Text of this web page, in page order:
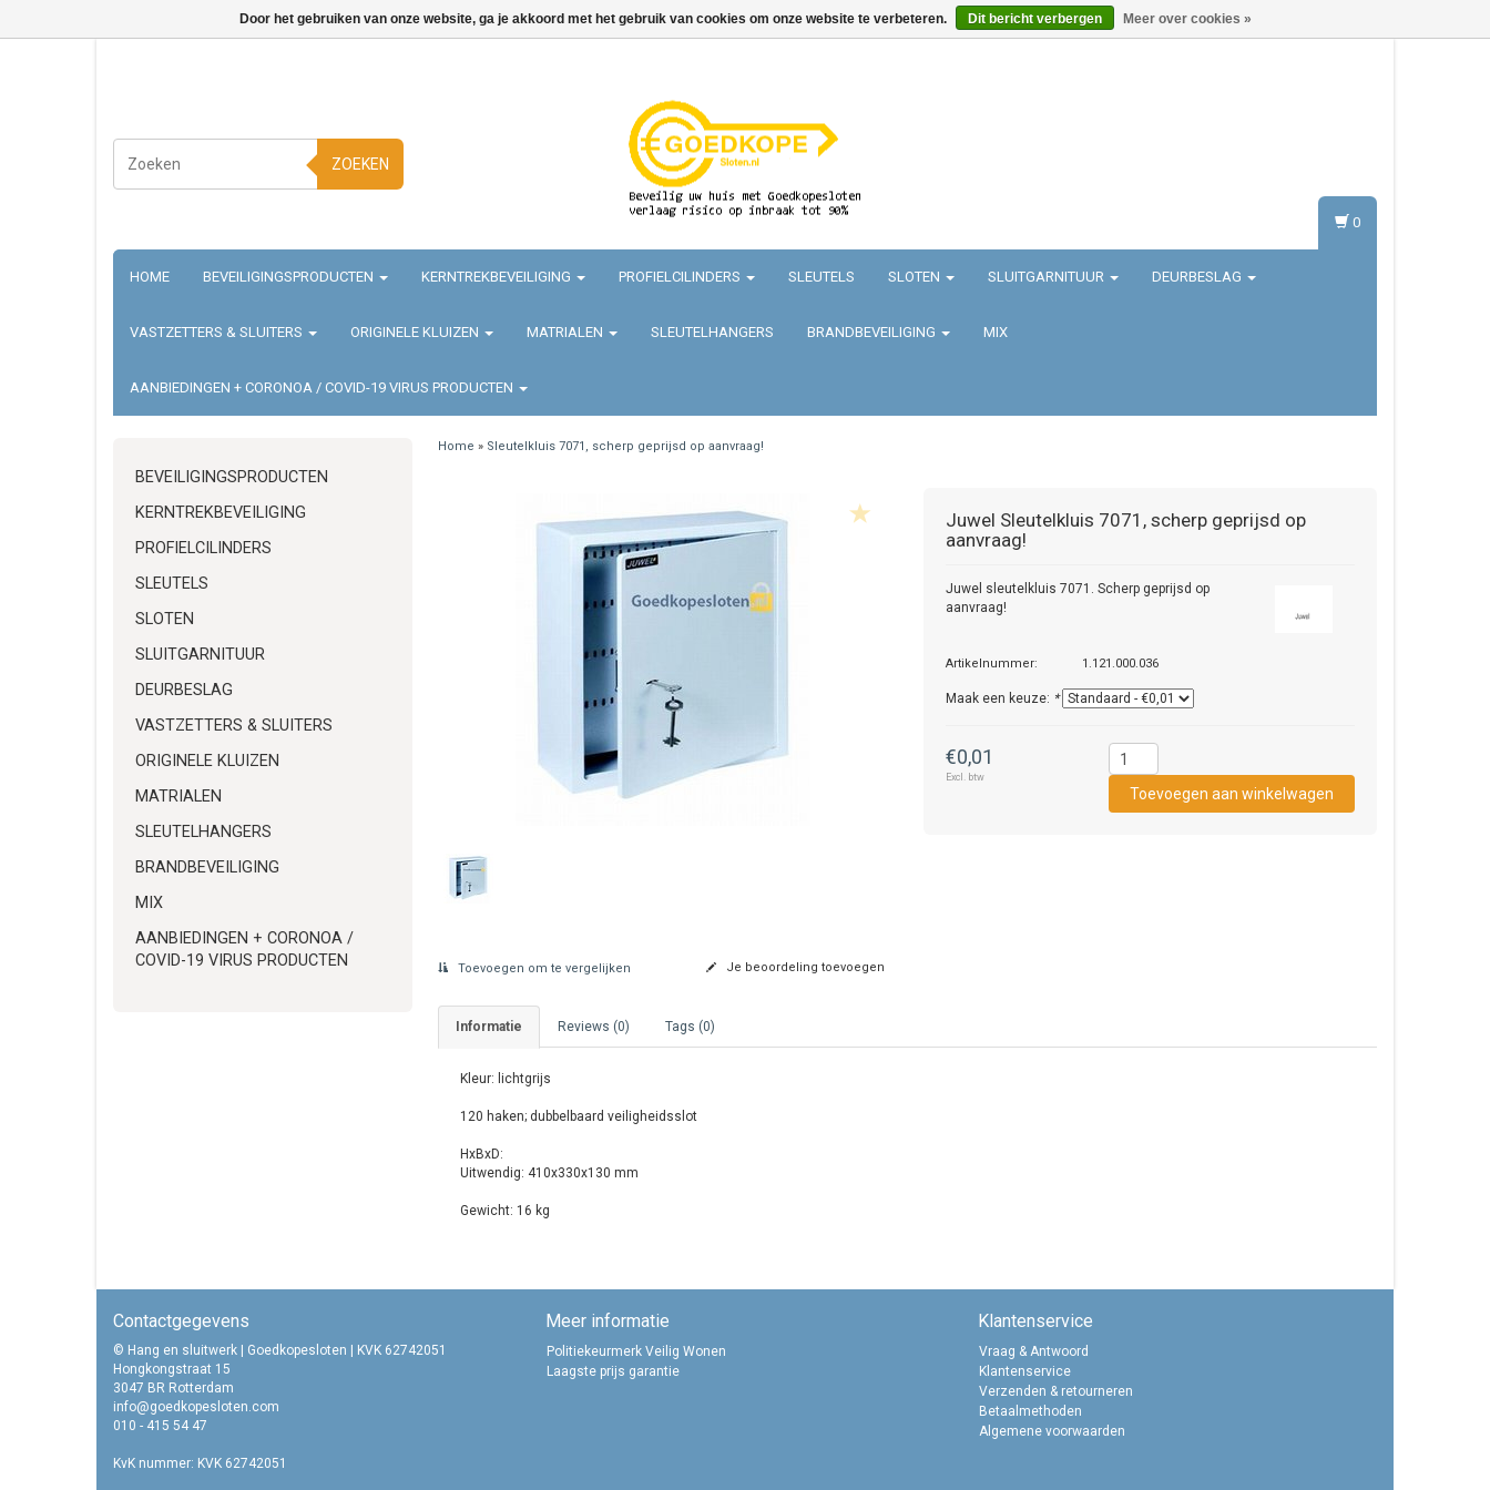
ZOEKEN
HOME BEVEILIGINGSPRODUCTEN KERNTREKBEVEILIGING PROFIELCILINDERS SLEUTELS SLOTEN SLUITGARNITUUR DEURBESLAG
VASTZETTERS & SLUITERS ORIGINELE KLUIZEN MATRIALEN SLEUTELHANGERS BRANDBEVEILIGING MIX
AANBIEDINGEN + CORONOA / COVID-19 VIRUS PRODUCTEN
0
BEVEILIGINGSPRODUCTEN
KERNTREKBEVEILIGING
PROFIELCILINDERS
SLEUTELS
SLOTEN
SLUITGARNITUUR
DEURBESLAG
VASTZETTERS & SLUITERS
ORIGINELE KLUIZEN
MATRIALEN
SLEUTELHANGERS
BRANDBEVEILIGING
MIX
AANBIEDINGEN + CORONOA /
COVID-19 VIRUS PRODUCTEN
Home » Sleutelkluis 7071, scherp geprijsd op aanvraag!
Juwel Sleutelkluis 7071, scherp geprijsd op
aanvraag!
Juwel sleutelkluis 7071. Scherp geprijsd op
aanvraag!
Artikelnummer: 1.121.000.036
Maak een keuze: *
€0,01
Excl. btw
Toevoegen om te vergelijken Je beoordeling toevoegen
Informatie Reviews (0) Tags (0)
Kleur: lichtgrijs
120 haken; dubbelbaard veiligheidsslot
HxBxD:
Uitwendig: 410x330x130 mm
Gewicht: 16 kg
Contactgegevens
© Hang en sluitwerk | Goedkopesloten | KVK 62742051
Hongkongstraat 15
3047 BR Rotterdam
info@goedkopesloten.com
010 - 415 54 47
KvK nummer: KVK 62742051
Meer informatie
Politiekeurmerk Veilig Wonen
Laagste prijs garantie
Klantenservice
Vraag & Antwoord
Klantenservice
Verzenden & retourneren
Betaalmethoden
Algemene voorwaarden
Door het gebruiken van onze website, ga je akkoord met het gebruik van cookies om onze website te verbeteren. Dit bericht verbergen Meer over cookies »